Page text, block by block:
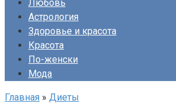
Любовь
Астрология
Здоровье и красота
Красота
По-женски
Мода
Главная » Диеты